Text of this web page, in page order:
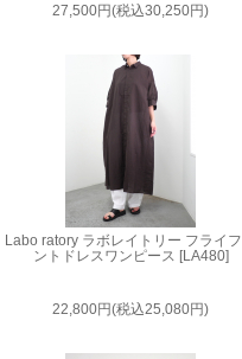
27,500円(税込30,250円)
Labo ratory ラボレイトリー フライ
ントドレスワンピース [LA480]
22,800円(税込25,080円)